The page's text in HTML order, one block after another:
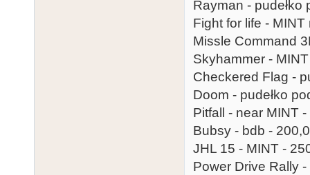
Rayman - pudełko
Fight for life - MINT
Missle Command
Skyhammer - MINT
Checkered Flag -
Doom - pudełko
Pitfall - near MINT -
Bubsy - bdb -
JHL 15 - MINT -
Power Drive Rally